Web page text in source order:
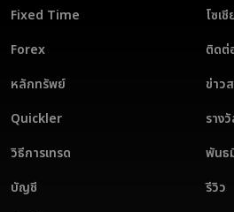
เข้าร่วมกับ Olymptrade วันนี้และรับสิทธิประ
Fixed Time
Forex
หลักทรัพย์
Quickler
วิธีการเทรด
บัญชี
โซเ
ติดต่
ข่าว
ราง
พันธ
รีวิว